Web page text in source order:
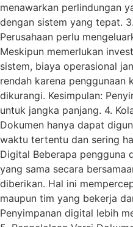
menawarkan perlindungan
dengan sistem yang tepat.
Perusahaan perlu
Meskipun memerlukan
sistem, biaya operasional
rendah karena penggunaan
dikurangi. Kesimpulan:
untuk jangka panjang. 4.
Dokumen hanya dapat
waktu tertentu dan sering
Digital Beberapa pengguna
yang sama secara
diberikan. Hal ini
maupun tim yang bekerja
Penyimpanan digital lebih